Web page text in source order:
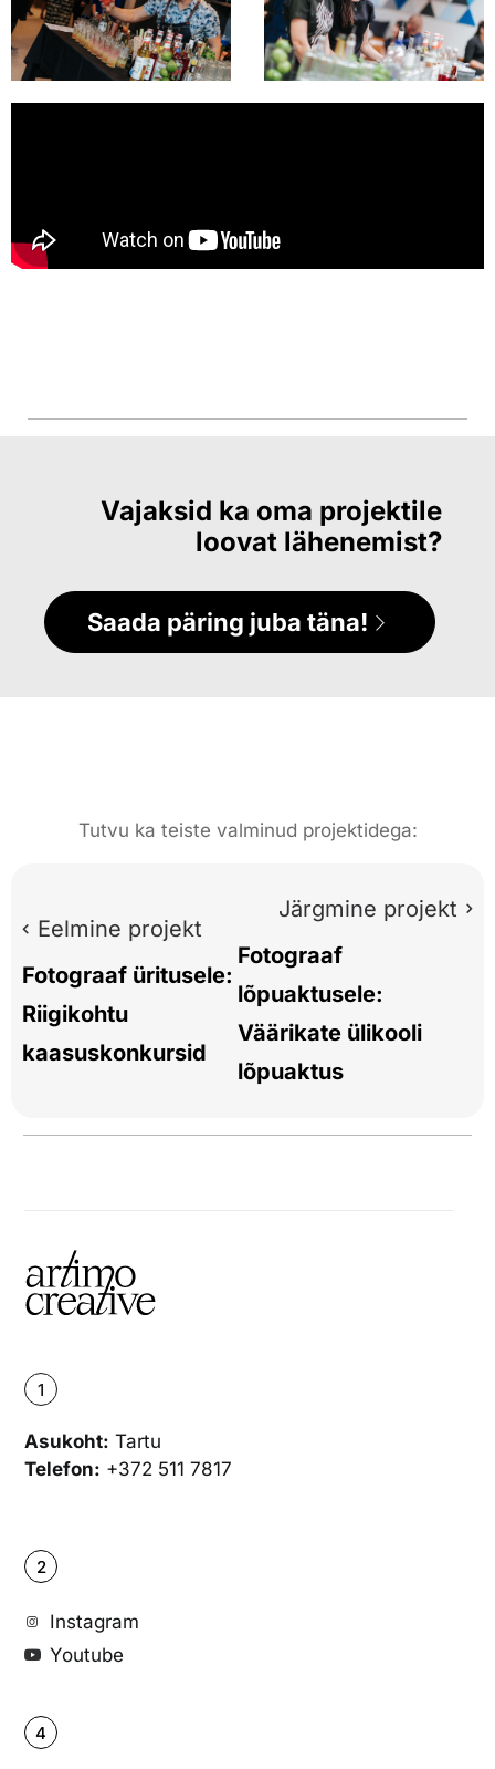
Vajaksid ka oma projektile
loovat lähenemist?
Saada päring juba täna!
Tutvu ka teiste valminud projektidega:
Eelmine projekt
Fotograaf üritusele:
Riigikohtu
kaasuskonkursid
Järgmine projekt
Fotograaf
lõpuaktusele:
Väärikate ülikooli
lõpuaktus
1
Asukoht: Tartu
Telefon: +372 511 7817
2
Instagram
Youtube
4